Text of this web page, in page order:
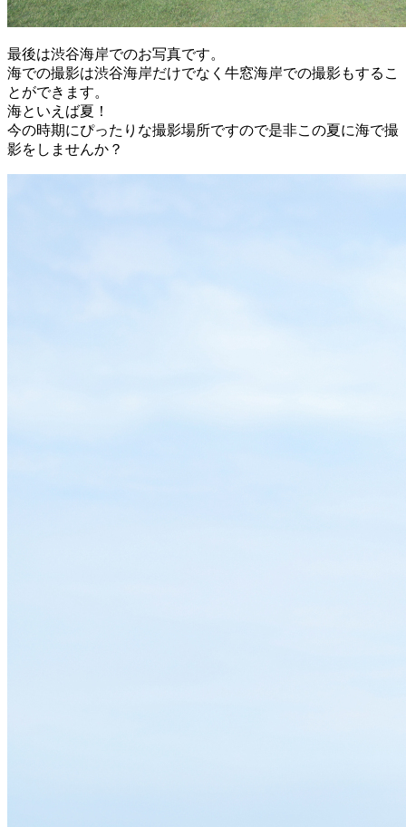
最後は渋谷海岸でのお写真です。
海での撮影は渋谷海岸だけでなく牛窓海岸での撮影もするこ
とができます。
海といえば夏！
今の時期にぴったりな撮影場所ですので是非この夏に海で撮
影をしませんか？